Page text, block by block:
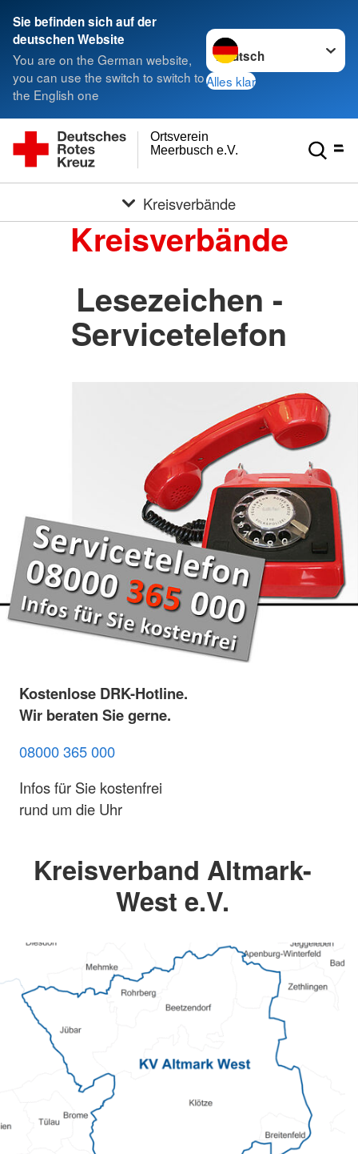
Sie befinden sich auf der
deutschen Website
You are on the German website,
you can use the switch to switch to
the English one
Sprache wechseln zu
Alles klar
Meerbusch e.V.
Ortsverein
Kreisverbände
Kreisverbände
Lesezeichen -
Servicetelefon
Kostenlose DRK-Hotline.
Wir beraten Sie gerne.
08000 365 000
Infos für Sie kostenfrei
rund um die Uhr
Kreisverband Altmark-
West e.V.